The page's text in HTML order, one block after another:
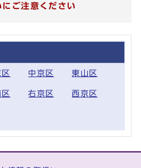
ご注意ください
中京区 東山区
区 右京区 西京区